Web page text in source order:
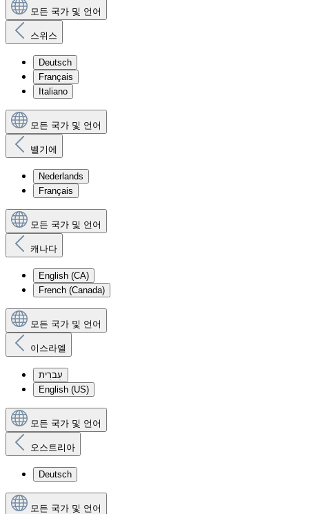
모든 국가 및 언어
스위스
Deutsch
Français
Italiano
모든 국가 및 언어
벨기에
Nederlands
Français
모든 국가 및 언어
캐나다
English (CA)
French (Canada)
모든 국가 및 언어
이스라엘
עִברִית
English (US)
모든 국가 및 언어
오스트리아
Deutsch
모든 국가 및 언어